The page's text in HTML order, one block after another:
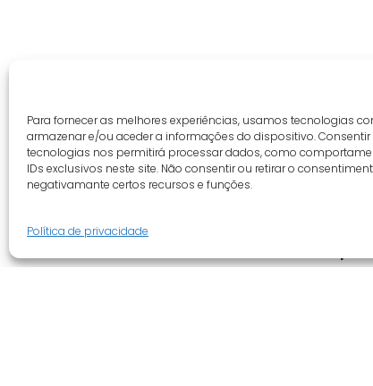
Para fornecer as melhores experiências, usamos tecnologias
armazenar e/ou aceder a informações do dispositivo.
tecnologias nos permitirá processar dados, como
IDs exclusivos neste site. Não consentir ou retirar o
negativamante certos recursos e funções.
Política de privacidade